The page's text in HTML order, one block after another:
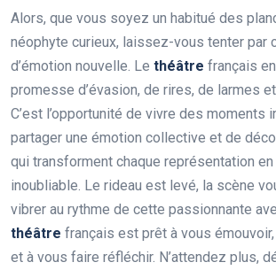
Alors, que vous soyez un habitué des
néophyte curieux, laissez-vous tenter par
d’émotion nouvelle. Le théâtre français
promesse d’évasion, de rires, de larmes
C’est l’opportunité de vivre des moments
partager une émotion collective et de
qui transforment chaque représentation
inoubliable. Le rideau est levé, la scène
vibrer au rythme de cette passionnante
théâtre français est prêt à vous
et à vous faire réfléchir. N’attendez plus,